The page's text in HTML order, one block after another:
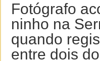
Fotógrafo
ninho na
quando
entre dois